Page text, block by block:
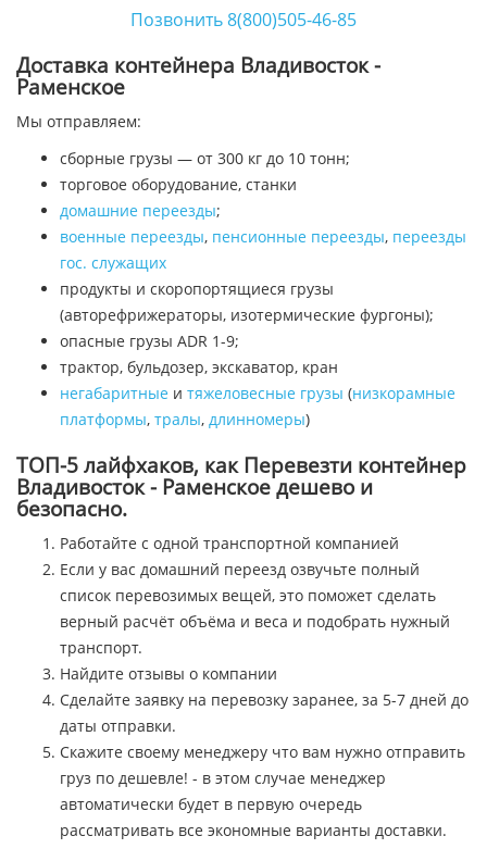
Позвонить 8(800)505-46-85
Доставка контейнера Владивосток -
Раменское
Мы отправляем:
сборные грузы — от 300 кг до 10 тонн;
торговое оборудование, станки
домашние переезды;
военные переезды, пенсионные переезды, переезды
гос. служащих
продукты и скоропортящиеся грузы
(авторефрижераторы, изотермические фургоны);
опасные грузы ADR 1-9;
трактор, бульдозер, экскаватор, кран
негабаритные и тяжеловесные грузы (низкорамные
платформы, тралы, длинномеры)
ТОП-5 лайфхаков, как Перевезти контейнер
Владивосток - Раменское дешево и
безопасно.
Работайте с одной транспортной компанией
Если у вас домашний переезд озвучьте полный
список перевозимых вещей, это поможет сделать
верный расчёт объёма и веса и подобрать нужный
транспорт.
Найдите отзывы о компании
Сделайте заявку на перевозку заранее, за 5-7 дней до
даты отправки.
Скажите своему менеджеру что вам нужно отправить
груз по дешевле! - в этом случае менеджер
автоматически будет в первую очередь
рассматривать все экономные варианты доставки.